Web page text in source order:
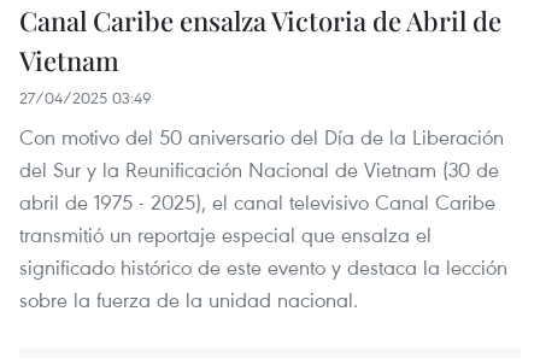
Canal Caribe ensalza Victoria de Abril de
Vietnam
27/04/2025 03:49
Con motivo del 50 aniversario del Día de la Liberación
del Sur y la Reunificación Nacional de Vietnam (30 de
abril de 1975 - 2025), el canal televisivo Canal Caribe
transmitió un reportaje especial que ensalza el
significado histórico de este evento y destaca la lección
sobre la fuerza de la unidad nacional.